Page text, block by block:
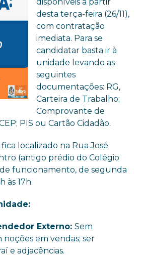
desta terça-feira (26/11),
com contratação
imediata. Para se
candidatar basta ir à
unidade levando as
seguintes
documentações: RG,
Carteira de Trabalho;
Comprovante de
PIS ou Cartão Cidadão.
localizado na Rua José
(antigo prédio do Colégio
de funcionamento, de segunda
às 17h.
Externo:Sem
noções em vendas; ser
e adjacências.